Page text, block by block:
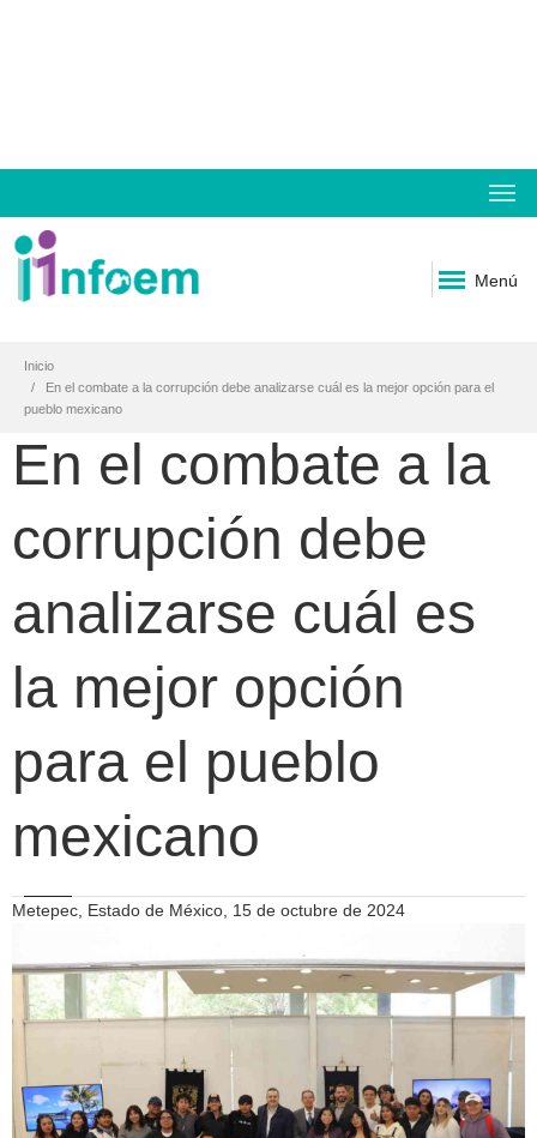
Menú
Inicio
En el combate a la corrupción debe analizarse cuál es la mejor opción para el
pueblo mexicano
En el combate a la
corrupción debe
analizarse cuál es
la mejor opción
para el pueblo
mexicano
Metepec, Estado de México, 15 de octubre de 2024